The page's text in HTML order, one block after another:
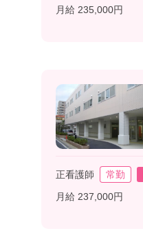
月給 235,000円
正看護師 常勤
月給 237,000円